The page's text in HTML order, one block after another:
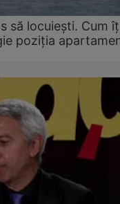
să locuiești. Cum
poziția